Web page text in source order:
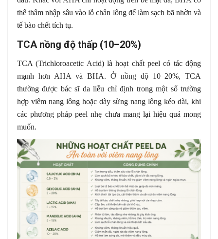
thể thâm nhập sâu vào lỗ chân lông để làm sạch bã nhờn và
tế bào chết tích tụ.
TCA nồng độ thấp (10–20%)
TCA (Trichloroacetic Acid) là hoạt chất peel có tác động
mạnh hơn AHA và BHA. Ở nồng độ 10–20%, TCA
thường được bác sĩ da liễu chỉ định trong một số trường
hợp viêm nang lông hoặc dày sừng nang lông kéo dài, khi
các phương pháp peel nhẹ chưa mang lại hiệu quả mong
muốn.